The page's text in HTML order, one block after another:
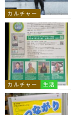
カルチャー
カルチャー 生活